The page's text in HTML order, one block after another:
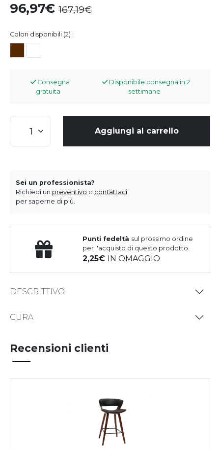
96,97 167,19
Colori disponibili (2) :
Consegna
gratuita
Disponibile consegna in 2
settimane
Aggiungi al carrello
Sei un professionista?
Richiedi un preventivo o contattaci
per saperne di più.
Punti fedeltà sul prossimo ordine
per l'acquisto di questo prodotto.
2,25 IN OMAGGIO
DESCRITTIVO
CURA
Recensioni clienti